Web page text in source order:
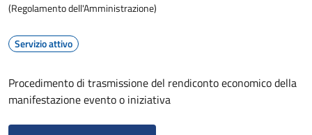
(Regolamento dell'Amministrazione)
Servizio attivo
Procedimento di trasmissione del rendiconto economico della
manifestazione evento o iniziativa